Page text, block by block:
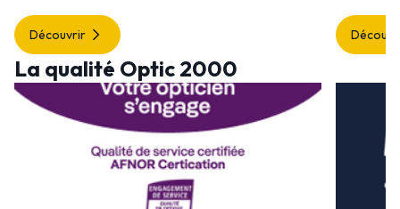
Découvrir
La qualité Optic 2000